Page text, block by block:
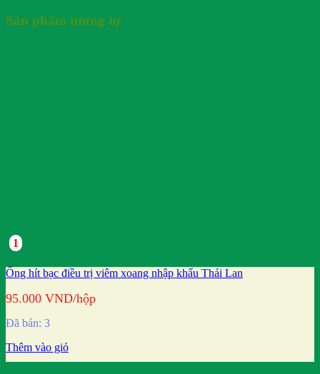
Sản phẩm tương tự
1
Ống hít bạc điều trị viêm xoang nhập khẩu Thái Lan
95.000 VND/hộp
Đã bán: 3
Thêm vào giỏ